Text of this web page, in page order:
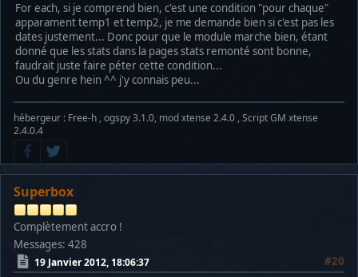
For each, si je comprend bien, c'est une condition "pour chaque"
apparament temp1 et temp2, je me demande bien si c'est pas les
dates justement... Donc pour que le module marche bien, étant
donné que les stats dans la pages stats remonté sont bonne,
faudrait juste faire péter cette condition...
Ou du genre hein ^^ j'y connais peu...
hébergeur : Free-h , ogspy 3.1.0, mod xtense 2.4.0 , Script GM xtense
2.4.0.4
Superbox
Complètement accro !
Messages: 428
19 Janvier 2012, 18:06:37
#20